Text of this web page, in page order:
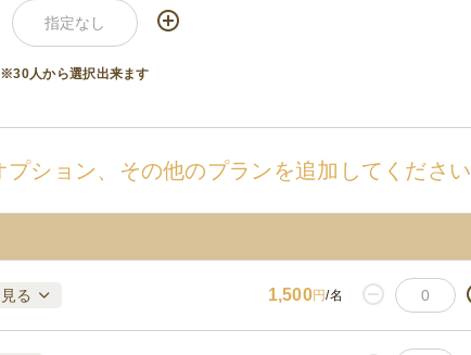
※30人から選択出来ます
ション、その他のプランを追加してください
る 1,500円/名